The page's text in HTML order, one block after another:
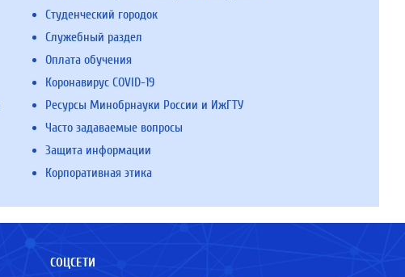
Студенческий городок
Служебный раздел
Оплата обучения
Коронавирус COVID-19
Ресурсы Минобрнауки России и ИжГТУ
Часто задаваемые вопросы
Защита информации
Корпоративная этика
СОЦСЕТИ